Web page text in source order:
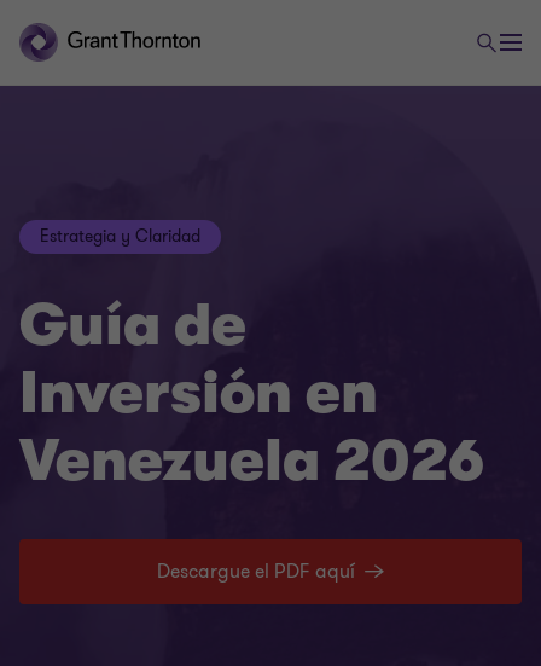
Estrategia y Claridad
Guía de
Inversión en
Venezuela 2026
Descargue el PDF aquí